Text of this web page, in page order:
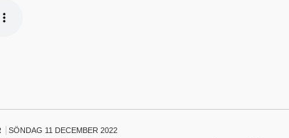
SÖNDAG 11 DECEMBER 2022